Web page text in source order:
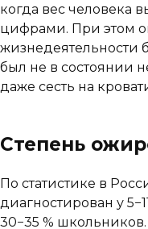
когда вес человека
цифрами. При этом
жизнедеятельности
был не в состоянии
даже сесть на
Степень
По статистике в
диагностирован у
30−35 %